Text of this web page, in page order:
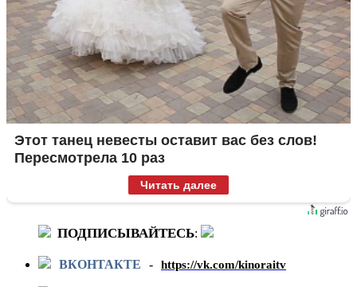
Этот танец невесты оставит вас без слов!
Пересмотрела 10 раз
Читать далее
ПОДПИСЫВАЙТЕСЬ:
ВКОНТАКТЕ - https://vk.com/kinoraitv